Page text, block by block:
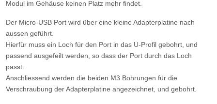
Modul im Gehäuse keinen Platz mehr findet.
Der Micro-USB Port wird über eine kleine Adapterplatine nach
aussen geführt.
Hierfür muss ein Loch für den Port in das U-Profil gebohrt, und
passend ausgefeilt werden, so dass der Port durch das Loch
passt.
Anschliessend werden die beiden M3 Bohrungen für die
Verschraubung der Adapterplatine angezeichnet, und gebohrt.